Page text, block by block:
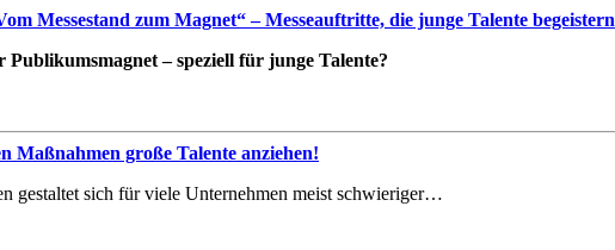
Messestand zum Magnet“ – Messeauftritte, die junge Talente begeistern
Publikumsmagnet – speziell für junge Talente?
Maßnahmen große Talente anziehen!
gestaltet sich für viele Unternehmen meist schwieriger…